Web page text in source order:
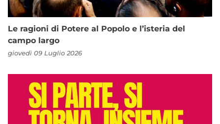
Le ragioni di Potere al Popolo e l’isteria del
campo largo
giovedì 09 Luglio 2026